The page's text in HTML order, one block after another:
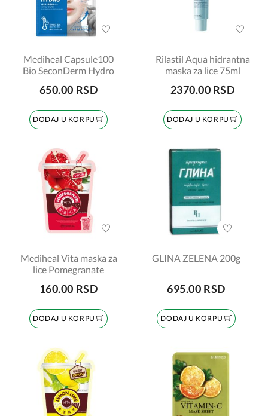
Mediheal Capsule100
Bio SeconDerm Hydro
650.00 RSD
DODAJ U KORPU
Rilastil Aqua hidrantna
maska za lice 75ml
2370.00 RSD
DODAJ U KORPU
Mediheal Vita maska za
lice Pomegranate
160.00 RSD
DODAJ U KORPU
GLINA ZELENA 200g
695.00 RSD
DODAJ U KORPU